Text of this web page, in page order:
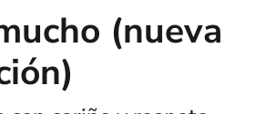
(nueva